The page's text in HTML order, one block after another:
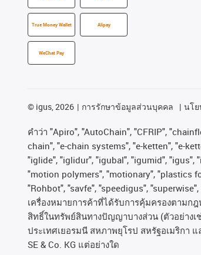
True Money Wallet Alipay
WeChat Pay
© igus, 2026 การรักษาข้อมูลส่วนบุคคล นโย
คําว่า "Apiro", "AutoChain", "CFRIP",
chain", "e-chain systems", "e-ketten", "e-
"iglide", "iglidur", "igubal", "igumid", "igus",
"motion polymers", "motionary", "plastics
"Rohbot", "savfe", "speedigus",
เครื่องหมายการค้าที่ได้รับการคุ้มครองตามก
สิทธิ์ในทรัพย์สินทางปัญญาบางส่วน (ตัวอย่างเ
ประเทศเยอรมนี สหภาพยุโรป สหรัฐอเมริกา แ
SE & Co. KG แต่อย่างใด